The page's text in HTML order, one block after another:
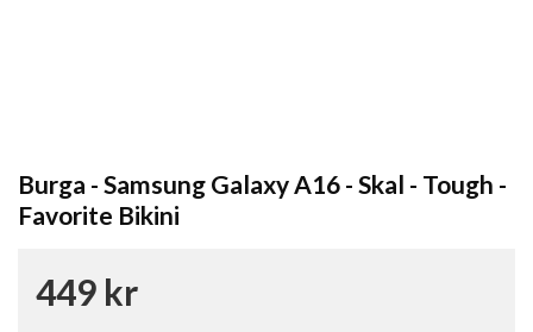
Burga - Samsung Galaxy A16 - Skal - Tough -
Favorite Bikini
449 kr